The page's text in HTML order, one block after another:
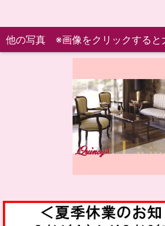
他の写真 ※画像をクリックすると